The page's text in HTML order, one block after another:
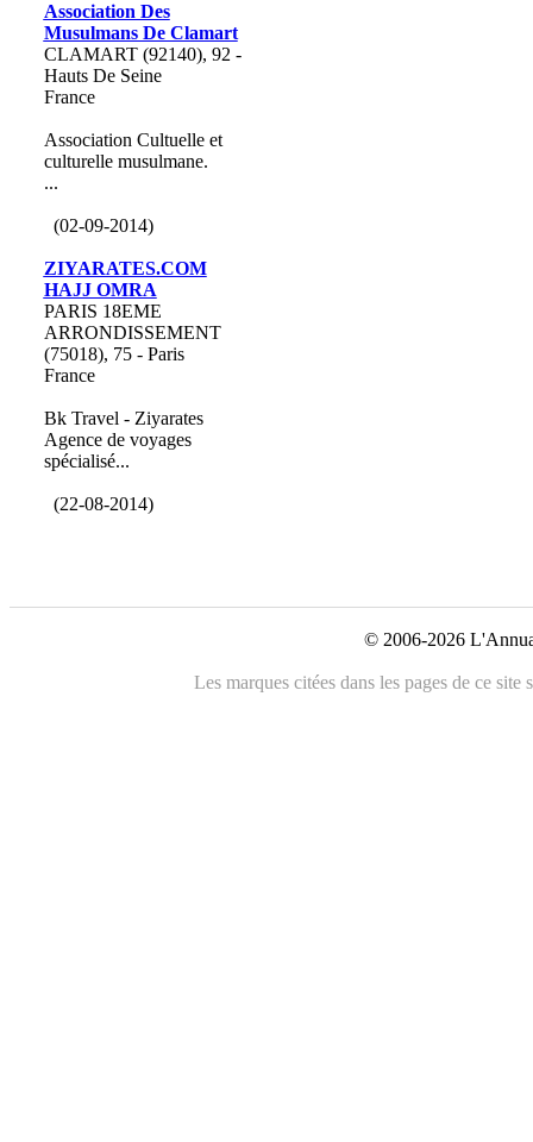
Association Des
Musulmans De Clamart
CLAMART (92140), 92 -
Hauts De Seine
France
Association Cultuelle et
culturelle musulmane.
...
(02-09-2014)
ZIYARATES.COM
HAJJ OMRA
PARIS 18EME
ARRONDISSEMENT
(75018), 75 - Paris
France
Bk Travel - Ziyarates
Agence de voyages
spécialisé...
(22-08-2014)
© 2006-2026
Les marques citées dans les pages de ce